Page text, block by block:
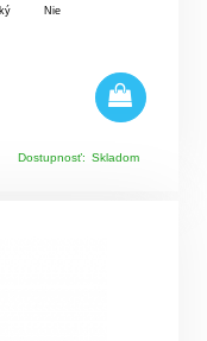
Nie
Dostupnosť: Skladom